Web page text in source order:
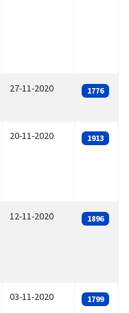
27-11-2020 1776
20-11-2020 1913
12-11-2020 1896
03-11-2020 1799